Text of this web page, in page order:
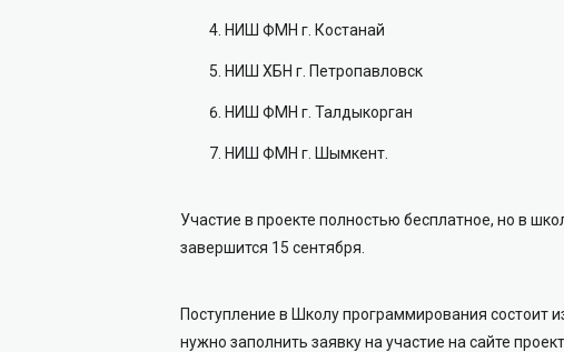
НИШ ФМН г. Костанай
НИШ ХБН г. Петропавловск
НИШ ФМН г. Талдыкорган
НИШ ФМН г. Шымкент.
Участие в проекте полностью бесплатное, но в
завершится 15 сентября.
Поступление в Школу программирования состоит
нужно заполнить заявку на участие на сайте